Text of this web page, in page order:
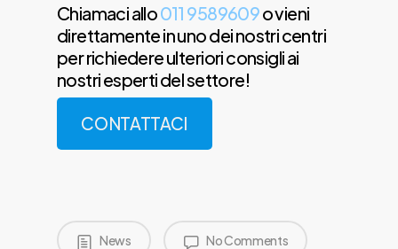
Chiamaci allo011 9589609o vieni
direttamente in uno dei nostri centri
per richiedere ulteriori consigli ai
nostri esperti del settore!
CONTATTACI
News No Comments